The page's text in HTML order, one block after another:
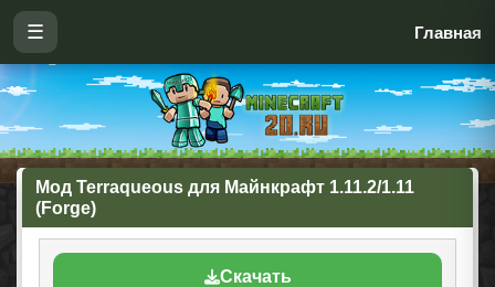
☰ Главная
Мод Terraqueous для Майнкрафт 1.11.2/1.11
(Forge)
Скачать